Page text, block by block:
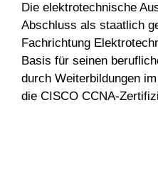
Die elektrotechnische
Abschluss als staatlich
Fachrichtung
Basis für seinen
durch Weiterbildungen
die CISCO CCNA-